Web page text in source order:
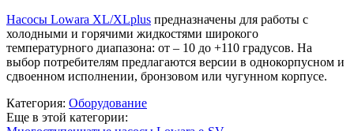
Насосы Lowara XL/XLplus предназначены для работы с
холодными и горячими жидкостями широкого
температурного диапазона: от – 10 до +110 градусов. На
выбор потребителям предлагаются версии в однокорпусном и
сдвоенном исполнении, бронзовом или чугунном корпусе.
Категория: Оборудование
Еще в этой категории: